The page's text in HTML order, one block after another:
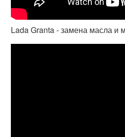
Lada Granta - замена масла и